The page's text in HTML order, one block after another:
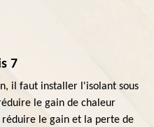
7
il faut installer l'isolant sous
le gain de chaleur
le gain et la perte de